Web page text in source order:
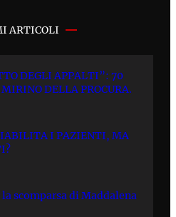
ARTICOLI
DEGLI APPALTI”: 70
DELLA PROCURA.
I PAZIENTI, MA
scomparsa di Maddalena